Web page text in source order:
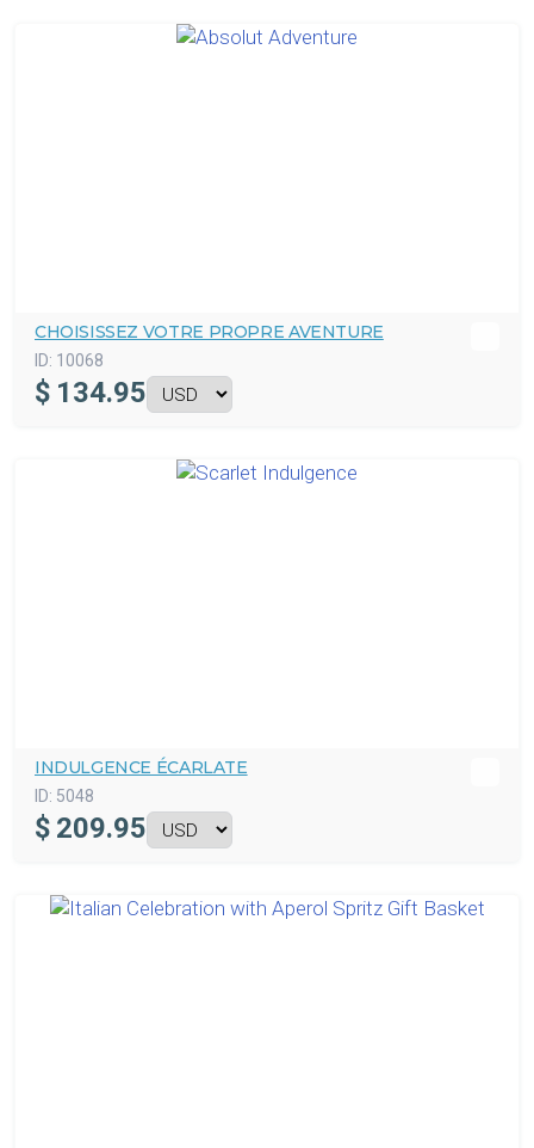
CHOISISSEZ VOTRE PROPRE AVENTURE
ID: 10068
$ 134.95
INDULGENCE ÉCARLATE
ID: 5048
$ 209.95